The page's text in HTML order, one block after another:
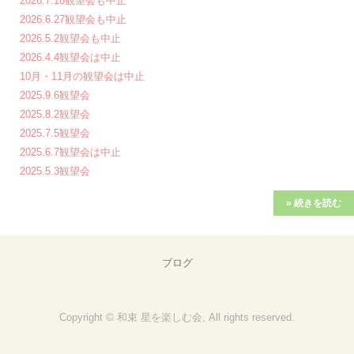
2026.6.27観望会も中止
2026.5.2観望会も中止
2026.4.4観望会は中止
10月・11月の観望会は中止
2025.9.6観望会
2025.8.2観望会
2025.7.5観望会
2025.6.7観望会は中止
2025.5.3観望会
» 続きを読む
ブログ
Copyright © 和束 星を楽しむ会, All rights reserved.